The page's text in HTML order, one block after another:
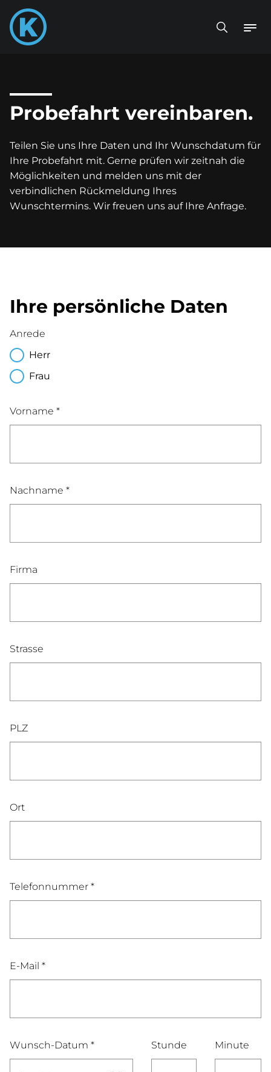
Probefahrt vereinbaren.
Teilen Sie uns Ihre Daten und Ihr Wunschdatum für
Ihre Probefahrt mit. Gerne prüfen wir zeitnah die
Möglichkeiten und melden uns mit der
verbindlichen Rückmeldung Ihres
Wunschtermins. Wir freuen uns auf Ihre Anfrage.
Ihre persönliche Daten
Anrede
Herr
Frau
Vorname *
Nachname *
Firma
Strasse
PLZ
Ort
Telefonnummer *
E-Mail *
Wunsch-Datum * Stunde Minute